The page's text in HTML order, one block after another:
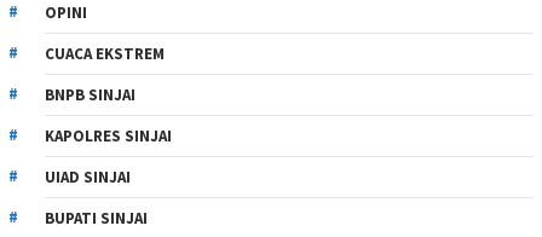
OPINI
CUACA EKSTREM
BNPB SINJAI
KAPOLRES SINJAI
UIAD SINJAI
BUPATI SINJAI